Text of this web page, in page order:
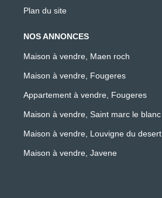
Plan du site
NOS ANNONCES
Maison à vendre, Maen roch
Maison à vendre, Fougeres
Appartement à vendre, Fougeres
Maison à vendre, Saint marc le blanc
Maison à vendre, Louvigne du desert
Maison à vendre, Javene